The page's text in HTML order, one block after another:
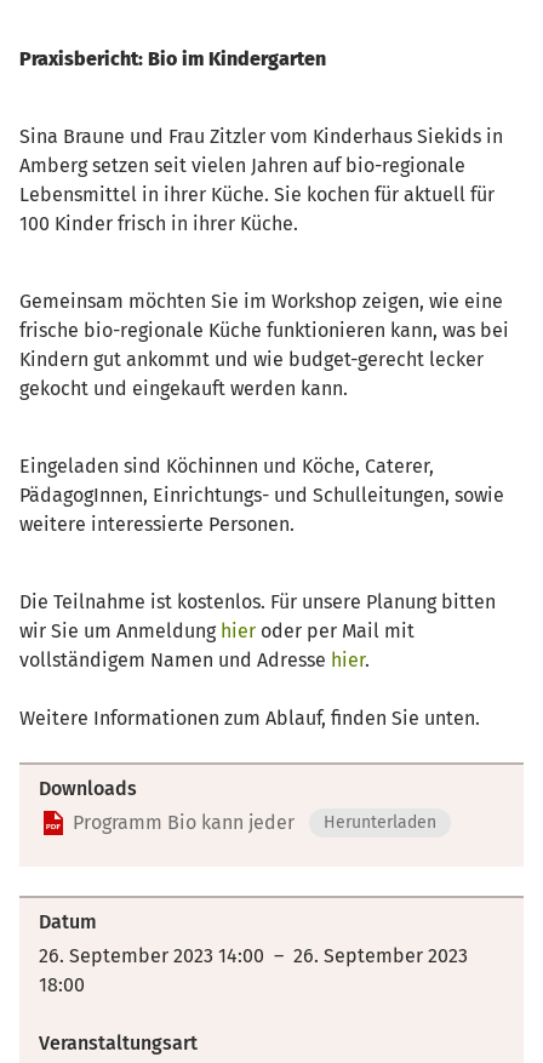
Praxisbericht: Bio im Kindergarten
Sina Braune und Frau Zitzler vom Kinderhaus Siekids in
Amberg setzen seit vielen Jahren auf bio-regionale
Lebensmittel in ihrer Küche. Sie kochen für aktuell für
100 Kinder frisch in ihrer Küche.
Gemeinsam möchten Sie im Workshop zeigen, wie eine
frische bio-regionale Küche funktionieren kann, was bei
Kindern gut ankommt und wie budget-gerecht lecker
gekocht und eingekauft werden kann.
Eingeladen sind Köchinnen und Köche, Caterer,
PädagogInnen, Einrichtungs- und Schulleitungen, sowie
weitere interessierte Personen.
Die Teilnahme ist kostenlos. Für unsere Planung bitten
wir Sie um Anmeldung hier oder per Mail mit
vollständigem Namen und Adresse hier.
Weitere Informationen zum Ablauf, finden Sie unten.
Downloads
Programm Bio kann jeder
Herunterladen
Datum
26. September 2023 14:00 – 26. September 2023
18:00
Veranstaltungsart